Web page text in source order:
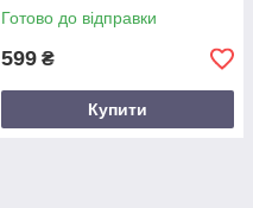
Готово до відправки
599 ₴
Купити